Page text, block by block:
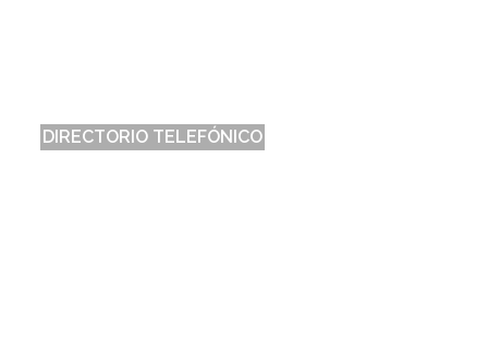
DIRECTORIO TELEFÓNICO